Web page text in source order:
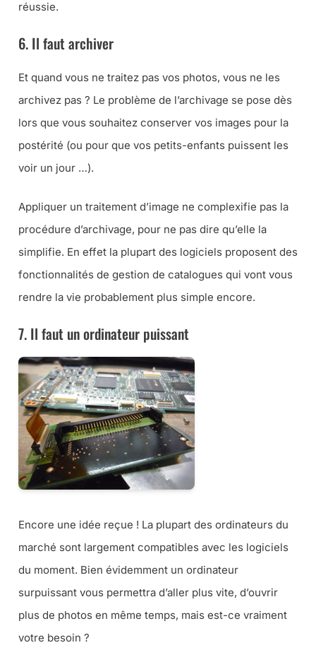
réussie.
6. Il faut archiver
Et quand vous ne traitez pas vos photos, vous ne les
archivez pas ? Le problème de l’archivage se pose dès
lors que vous souhaitez conserver vos images pour la
postérité (ou pour que vos petits-enfants puissent les
voir un jour …).
Appliquer un traitement d’image ne complexifie pas la
procédure d’archivage, pour ne pas dire qu’elle la
simplifie. En effet la plupart des logiciels proposent des
fonctionnalités de gestion de catalogues qui vont vous
rendre la vie probablement plus simple encore.
7. Il faut un ordinateur puissant
Encore une idée reçue ! La plupart des ordinateurs du
marché sont largement compatibles avec les logiciels
du moment. Bien évidemment un ordinateur
surpuissant vous permettra d’aller plus vite, d’ouvrir
plus de photos en même temps, mais est-ce vraiment
votre besoin ?